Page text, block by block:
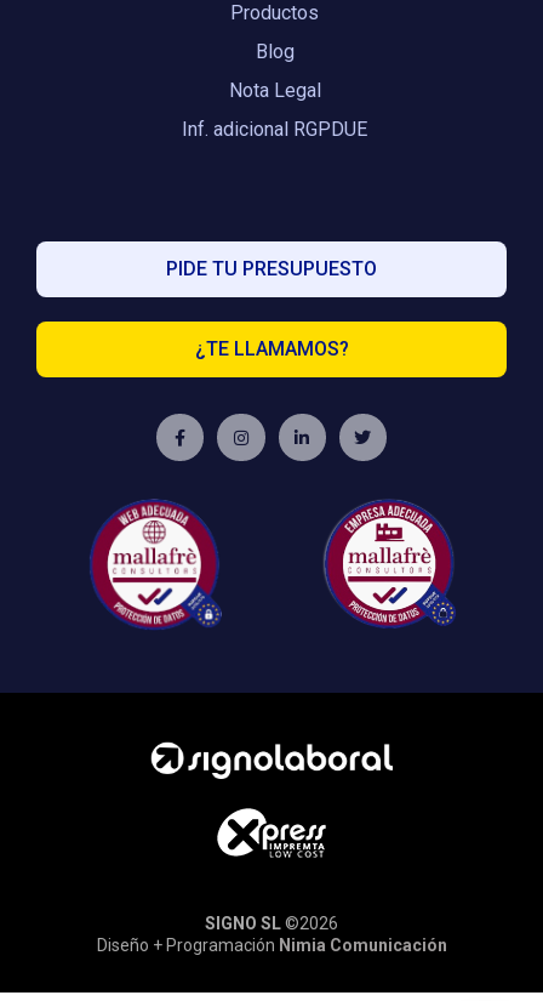
Productos
Blog
Nota Legal
Inf. adicional RGPDUE
PIDE TU PRESUPUESTO
¿TE LLAMAMOS?
SIGNO SL©2026
Diseño + Programación Nimia Comunicación